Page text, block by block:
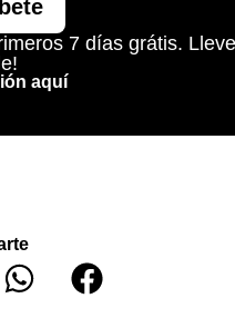
7 días grátis.
aquí